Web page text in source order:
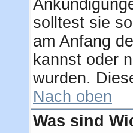
solltest sie
am Anfang
kannst oder
wurden.
Nach oben
Was sind